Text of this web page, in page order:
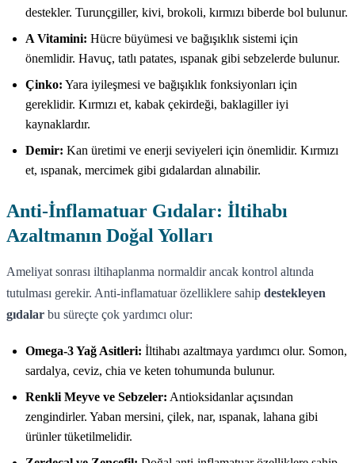
destekler. Turunçgiller, kivi, brokoli, kırmızı biberde bol bulunur.
A Vitamini: Hücre büyümesi ve bağışıklık sistemi için
önemlidir. Havuç, tatlı patates, ıspanak gibi sebzelerde bulunur.
Çinko: Yara iyileşmesi ve bağışıklık fonksiyonları için
gereklidir. Kırmızı et, kabak çekirdeği, baklagiller iyi
kaynaklardır.
Demir: Kan üretimi ve enerji seviyeleri için önemlidir. Kırmızı
et, ıspanak, mercimek gibi gıdalardan alınabilir.
Anti-İnflamatuar Gıdalar: İltihabı
Azaltmanın Doğal Yolları
Ameliyat sonrası iltihaplanma normaldir ancak kontrol altında
tutulması gerekir. Anti-inflamatuar özelliklere sahip destekleyen
gıdalar bu süreçte çok yardımcı olur:
Omega-3 Yağ Asitleri: İltihabı azaltmaya yardımcı olur. Somon,
sardalya, ceviz, chia ve keten tohumunda bulunur.
Renkli Meyve ve Sebzeler: Antioksidanlar açısından
zengindirler. Yaban mersini, çilek, nar, ıspanak, lahana gibi
ürünler tüketilmelidir.